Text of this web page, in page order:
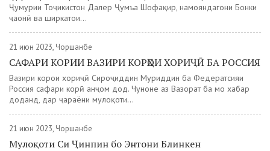
Ҷумҳурии Тоҷикистон Далер Ҷумъа Шофақир, намояндагони Бонки
ҷаҳонӣ ва ширкатҳои...
21 июн 2023, Чоршанбе
САФАРИ КОРИИ ВАЗИРИ КОРҲОИ ХОРИҶӢ БА РОССИЯ
Вазири корҳои хориҷӣ Сироҷиддин Муҳриддин ба Федератсияи
Россия сафари корӣ анҷом дод. Чуноне аз Вазорат ба мо хабар
доданд, дар ҷараёни мулоқоти...
21 июн 2023, Чоршанбе
Мулоқоти Си Ҷинпин бо Энтони Блинкен